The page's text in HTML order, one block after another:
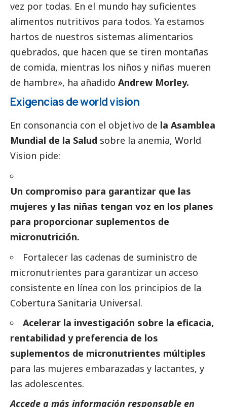
vez por todas. En el mundo hay suficientes
alimentos nutritivos para todos. Ya estamos
hartos de nuestros sistemas alimentarios
quebrados, que hacen que se tiren montañas
de comida, mientras los niños y niñas mueren
de hambre», ha añadido Andrew Morley.
Exigencias de world vision
En consonancia con el objetivo de la Asamblea
Mundial de la Salud sobre la anemia, World
Vision pide:
Un compromiso para garantizar que las
mujeres y las niñas tengan voz en los planes
para proporcionar suplementos de
micronutrición.
Fortalecer las cadenas de suministro de
micronutrientes para garantizar un acceso
consistente en línea con los principios de la
Cobertura Sanitaria Universal.
Acelerar la investigación sobre la eficacia,
rentabilidad y preferencia de los
suplementos de micronutrientes múltiples
para las mujeres embarazadas y lactantes, y
las adolescentes.
Accede a más información responsable en